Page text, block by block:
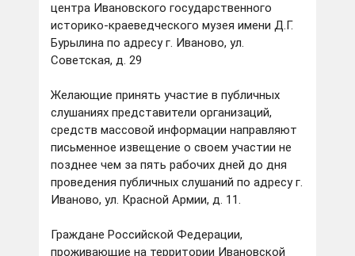
центра Ивановского государственного
историко-краеведческого музея имени Д.Г.
Бурылина по адресу г. Иваново, ул.
Советская, д. 29
Желающие принять участие в публичных
слушаниях представители организаций,
средств массовой информации направляют
письменное извещение о своем участии не
позднее чем за пять рабочих дней до дня
проведения публичных слушаний по адресу г.
Иваново, ул. Красной Армии, д. 11.
Граждане Российской Федерации,
проживающие на территории Ивановской